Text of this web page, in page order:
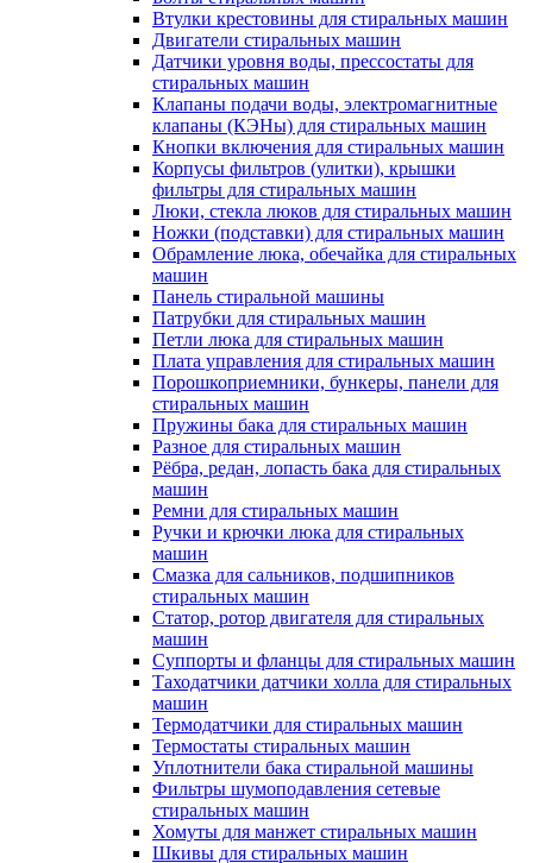
Втулки крестовины для стиральных машин
Двигатели стиральных машин
Датчики уровня воды, прессостаты для
стиральных машин
Клапаны подачи воды, электромагнитные
клапаны (КЭНы) для стиральных машин
Кнопки включения для стиральных машин
Корпусы фильтров (улитки), крышки
фильтры для стиральных машин
Люки, стекла люков для стиральных машин
Ножки (подставки) для стиральных машин
Обрамление люка, обечайка для стиральных
машин
Панель стиральной машины
Патрубки для стиральных машин
Петли люка для стиральных машин
Плата управления для стиральных машин
Порошкоприемники, бункеры, панели для
стиральных машин
Пружины бака для стиральных машин
Разное для стиральных машин
Рёбра, редан, лопасть бака для стиральных
машин
Ремни для стиральных машин
Ручки и крючки люка для стиральных
машин
Смазка для сальников, подшипников
стиральных машин
Статор, ротор двигателя для стиральных
машин
Суппорты и фланцы для стиральных машин
Таходатчики датчики холла для стиральных
машин
Термодатчики для стиральных машин
Термостаты стиральных машин
Уплотнители бака стиральной машины
Фильтры шумоподавления сетевые
стиральных машин
Хомуты для манжет стиральных машин
Шкивы для стиральных машин